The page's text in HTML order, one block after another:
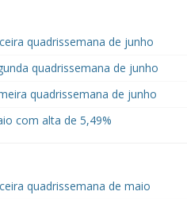
quadrissemana de junho
quadrissemana de junho
quadrissemana de junho
com alta de 5,49%
quadrissemana de maio